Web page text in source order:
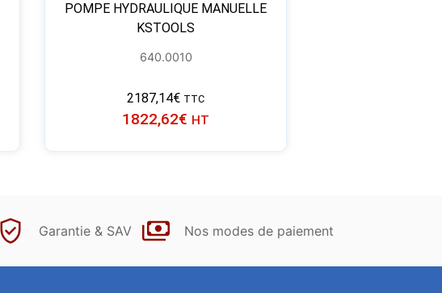
POMPE HYDRAULIQUE MANUELLE
KSTOOLS
640.0010
2187,14€ TTC
1822,62€ HT
Garantie & SAV Nos modes de paiement